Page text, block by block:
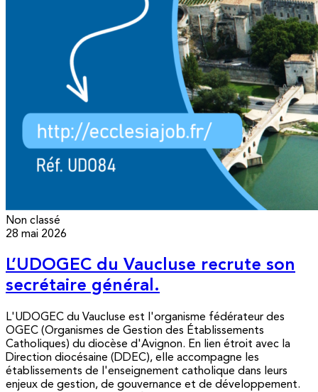
Non classé
28 mai 2026
L’UDOGEC du Vaucluse recrute son
secrétaire général.
L'UDOGEC du Vaucluse est l'organisme fédérateur des
OGEC (Organismes de Gestion des Établissements
Catholiques) du diocèse d'Avignon. En lien étroit avec la
Direction diocésaine (DDEC), elle accompagne les
établissements de l'enseignement catholique dans leurs
enjeux de gestion, de gouvernance et de développement.